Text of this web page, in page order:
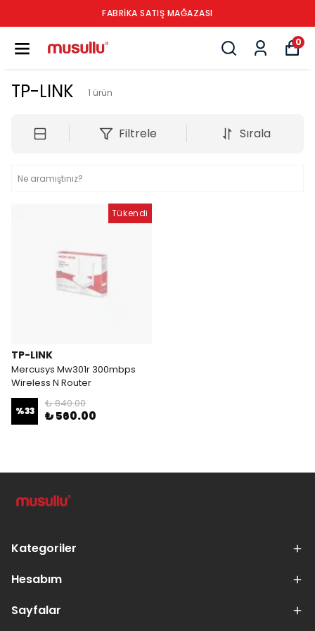
FABRİKA SATIŞ MAĞAZASI
0
TP-LINK 1 ürün
Filtrele Sırala
Tükendi
TP-LINK
Mercusys Mw301r 300mbps
Wireless N Router
%33
₺ 840.00
₺ 560.00
Kategoriler
Hesabım
Sayfalar